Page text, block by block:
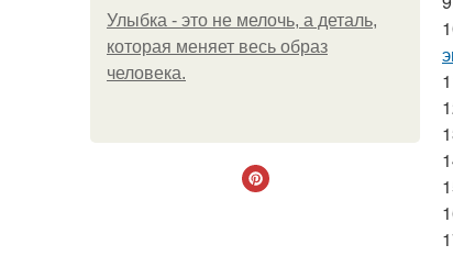
Улыбка - это не мелочь, а деталь,
которая меняет весь образ
человека.